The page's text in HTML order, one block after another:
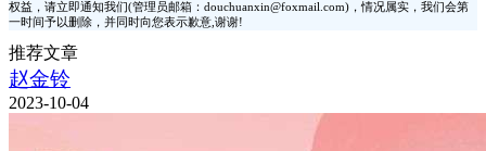
权益，请立即通知我们(管理员邮箱：douchuanxin@foxmail.com)，情况属实，我们会第
一时间予以删除，并同时向您表示歉意,谢谢!
推荐文章
赵金铃
2023-10-04